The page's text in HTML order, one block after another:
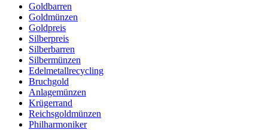
Goldbarren
Goldmünzen
Goldpreis
Silberpreis
Silberbarren
Silbermünzen
Edelmetallrecycling
Bruchgold
Anlagemünzen
Krügerrand
Reichsgoldmünzen
Philharmoniker